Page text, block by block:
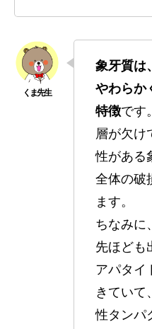
象牙質は
やわらか
特徴です
層が欠け
性がある
全体の破
ます。
ちなみに
先ほども
アパタイ
きていて
性タンパ